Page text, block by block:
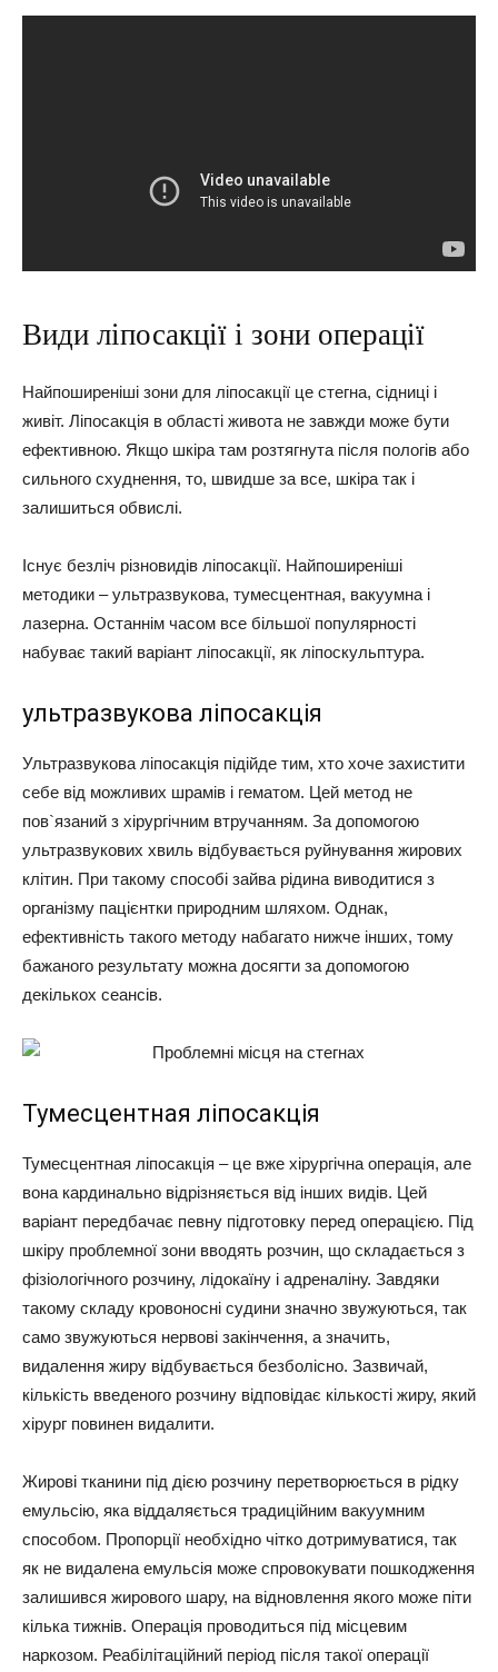
Види ліпосакції і зони операції
Найпоширеніші зони для ліпосакції це стегна, сідниці і
живіт. Ліпосакція в області живота не завжди може бути
ефективною. Якщо шкіра там розтягнута після пологів або
сильного схуднення, то, швидше за все, шкіра так і
залишиться обвислі.
Існує безліч різновидів ліпосакції. Найпоширеніші
методики – ультразвукова, тумесцентная, вакуумна і
лазерна. Останнім часом все більшої популярності
набуває такий варіант ліпосакції, як ліпоскульптура.
ультразвукова ліпосакція
Ультразвукова ліпосакція підійде тим, хто хоче захистити
себе від можливих шрамів і гематом. Цей метод не
пов`язаний з хірургічним втручанням. За допомогою
ультразвукових хвиль відбувається руйнування жирових
клітин. При такому способі зайва рідина виводитися з
організму пацієнтки природним шляхом. Однак,
ефективність такого методу набагато нижче інших, тому
бажаного результату можна досягти за допомогою
декількох сеансів.
Тумесцентная ліпосакція
Тумесцентная ліпосакція – це вже хірургічна операція, але
вона кардинально відрізняється від інших видів. Цей
варіант передбачає певну підготовку перед операцією. Під
шкіру проблемної зони вводять розчин, що складається з
фізіологічного розчину, лідокаїну і адреналіну. Завдяки
такому складу кровоносні судини значно звужуються, так
само звужуються нервові закінчення, а значить,
видалення жиру відбувається безболісно. Зазвичай,
кількість введеного розчину відповідає кількості жиру, який
хірург повинен видалити.
Жирові тканини під дією розчину перетворюється в рідку
емульсію, яка віддаляється традиційним вакуумним
способом. Пропорції необхідно чітко дотримуватися, так
як не видалена емульсія може спровокувати пошкодження
залишився жирового шару, на відновлення якого може піти
кілька тижнів. Операція проводиться під місцевим
наркозом. Реабілітаційний період після такої операції